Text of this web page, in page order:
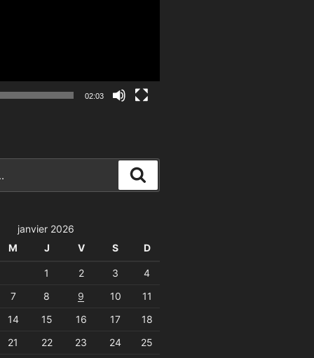
02:03
janvier 2026
M J V S D
1 2 3
4
7 8 9 10
11
14 15 16 17
18
21 22 23 24
25